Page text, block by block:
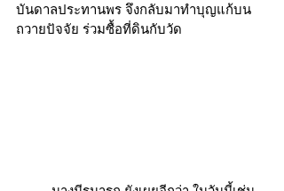
บันดาลประทานพร จึงกลับมาทำบุญแก้บน
ถวายปัจจัย ร่วมซื้อที่ดินกับวัด